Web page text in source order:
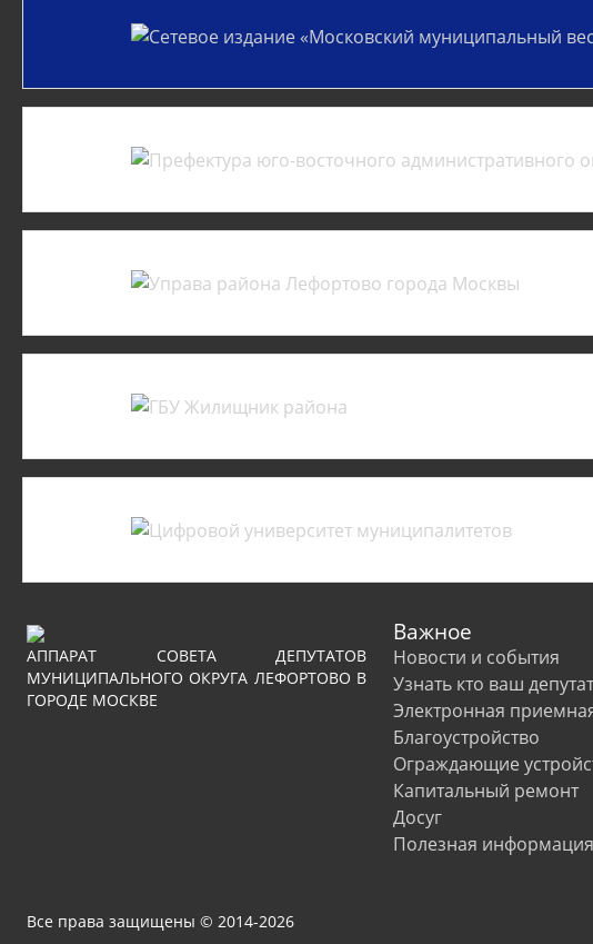
АППАРАТ СОВЕТА ДЕПУТАТОВ
МУНИЦИПАЛЬНОГО ОКРУГА ЛЕФОРТОВО В
ГОРОДЕ МОСКВЕ
Важное
Новости и события
Узнать кто ваш депутат
Электронная
Благоустройство
Ограждающие
Капитальный ремонт
Досуг
Полезная информация
Все права защищены © 2014-2026